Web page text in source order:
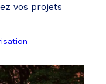
vos projets